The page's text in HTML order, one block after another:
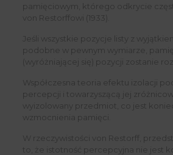
pamięciowym, którego odkrycie
von Restorffowi (1933).
Jeśli wszystkie pozycje listy z
podobne w pewnym wymiarze,
(wyróżniającej się) pozycji zostanie
Współczesna teoria efektu izolacji
percepcji i towarzyszącą jej
wyizolowany przedmiot, co jest
wzmocnienia pamięci.
W rzeczywistości von Restorff,
to, że istotność percepcyjna nie jest